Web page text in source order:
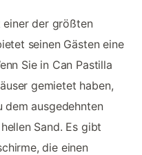
einer der größten
seinen Gästen eine
Sie in Can Pastilla
gemietet haben,
dem ausgedehnten
Sand. Es gibt
die einen